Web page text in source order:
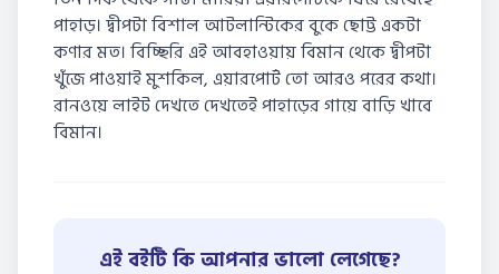
পাহাড়। দ্বীপটা বিশাল আটলান্টিকের বুকে ছোট্ট একটা
কণার মত। বিচ্ছিরি এই আবহাওয়ায় বিমান থেকে দ্বীপটা
খুঁজে পাওয়াই মুশকিল, এয়ারপোর্ট তো আরও পরের কথা।
রানওয়ে লাইট দেখতে দেখতেই পাহাড়ের গায়ে বাড়ি খাবে
বিমান।
এই বইটি কি আপনার ভালো লেগেছে?